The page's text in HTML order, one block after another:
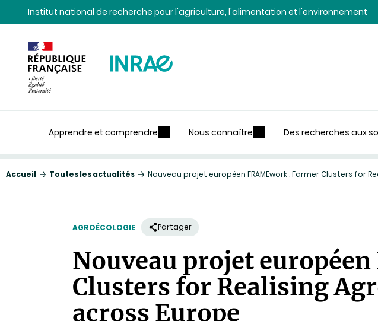
Contenu
Recherche
NavigationInstitut national de recherche pour l'agriculture, l'alimentation et l'environnement
Apprendre et comprendre Nous connaître Des recherches aux
Accueil Toutes les actualités Nouveau projet européen FRAMEwork : Farmer Clusters for
AGROÉCOLOGIE Partager
Nouveau projet
Clusters for Realising
across Europe